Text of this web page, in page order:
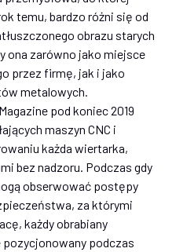
temu, bardzo różni się od
obrazu starych
ona zarówno jako miejsce
przez firmę, jak i jako
metalowych.
pod koniec 2019
maszyn CNC i
każda wiertarka,
bez nadzoru. Podczas gdy
obserwować postępy
za którymi
każdy obrabiany
podczas